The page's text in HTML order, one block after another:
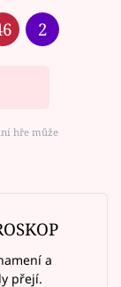
2
hře může
a
přejí.